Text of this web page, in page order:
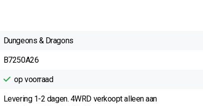
Dungeons & Dragons
B7250A26
op voorraad
Levering 1-2 dagen. 4WRD verkoopt alleen aan